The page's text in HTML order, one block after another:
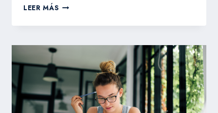
LEER MÁS ¿CÓMO
A
EQUIPO
TRABAJO
Y
AUMENTAR
LA
PRODUCTIVIDAD?